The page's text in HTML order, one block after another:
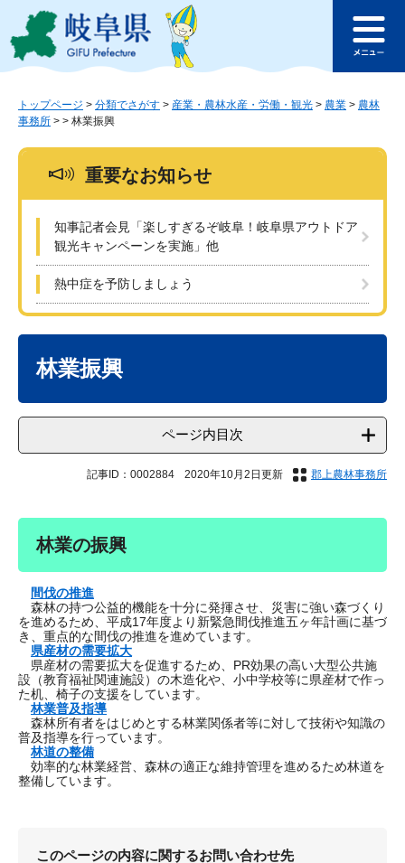
ジ
ュ
このページの本文へ
ュ
トップページ > 分類でさがす > 産業・農林水産・労働・観光 > 農業 > 農林
事務所 > > 林業振興
重要なお知らせ
知事記者会見「楽しすぎるぞ岐阜！岐阜県アウトドア
観光キャンペーンを実施」他
熱中症を予防しましょう
林業振興
ページ内目次
記事ID：0002884 2020年10月2日更新 郡上農林事務所
林業の振興
間伐の推進
森林の持つ公益的機能を十分に発揮させ、災害に強い森づくり
を進めるため、平成17年度より新緊急間伐推進五ヶ年計画に基づ
き、重点的な間伐の推進を進めています。
県産材の需要拡大
県産材の需要拡大を促進するため、PR効果の高い大型公共施
設（教育福祉関連施設）の木造化や、小中学校等に県産材で作っ
た机、椅子の支援をしています。
林業普及指導
森林所有者をはじめとする林業関係者等に対して技術や知識の
普及指導を行っています。
林道の整備
効率的な林業経営、森林の適正な維持管理を進めるため林道を
整備しています。
このページの内容に関するお問い合わせ先